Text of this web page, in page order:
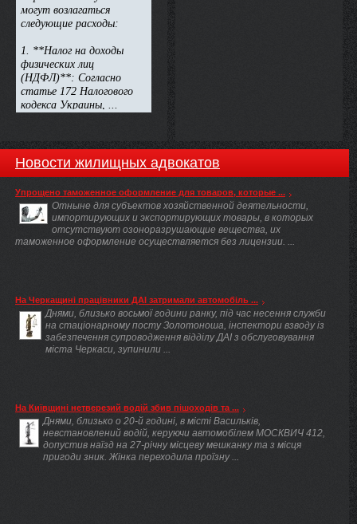
Новости жилищных адвокатов
Упрощено таможенное оформление для товаров, которые ...
Отныне для субъектов хозяйственной деятельности,
импортирующих и экспортирующих товары, в которых
отсутствуют озоноразрушающие вещества, их
таможенное оформление осуществляется без лицензии. ...
На Черкащині працівники ДАІ затримали автомобіль ...
Днями, близько восьмої години ранку, під час несення служби
на стаціонарному посту Золотоноша, інспектори взводу із
забезпечення супроводження відділу ДАІ з обслуговування
міста Черкаси, зупинили ...
На Київщині нетверезий водій збив пішоходів та ...
Днями, близько о 20-й годині, в місті Васильків,
невстановлений водій, керуючи автомобілем МОСКВИЧ 412,
допустив наїзд на 27-річну місцеву мешканку та з місця
пригоди зник. Жінка переходила проїзну ...